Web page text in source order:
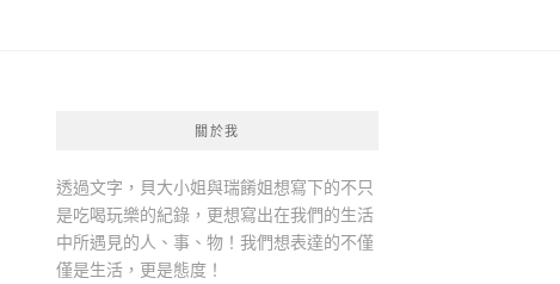
關於我
透過文字，貝大小姐與瑞餚姐想寫下的不只
是吃喝玩樂的紀錄，更想寫出在我們的生活
中所遇見的人、事、物！我們想表達的不僅
僅是生活，更是態度！